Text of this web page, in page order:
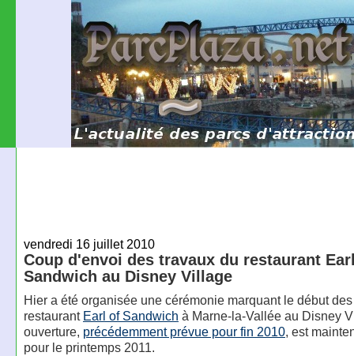
vendredi 16 juillet 2010
Coup d'envoi des travaux du restaurant
Sandwich au Disney Village
Hier a été organisée une cérémonie marquant le début
restaurant Earl of Sandwich à Marne-la-Vallée au Disney
ouverture, précédemment prévue pour fin 2010, est
pour le printemps 2011.